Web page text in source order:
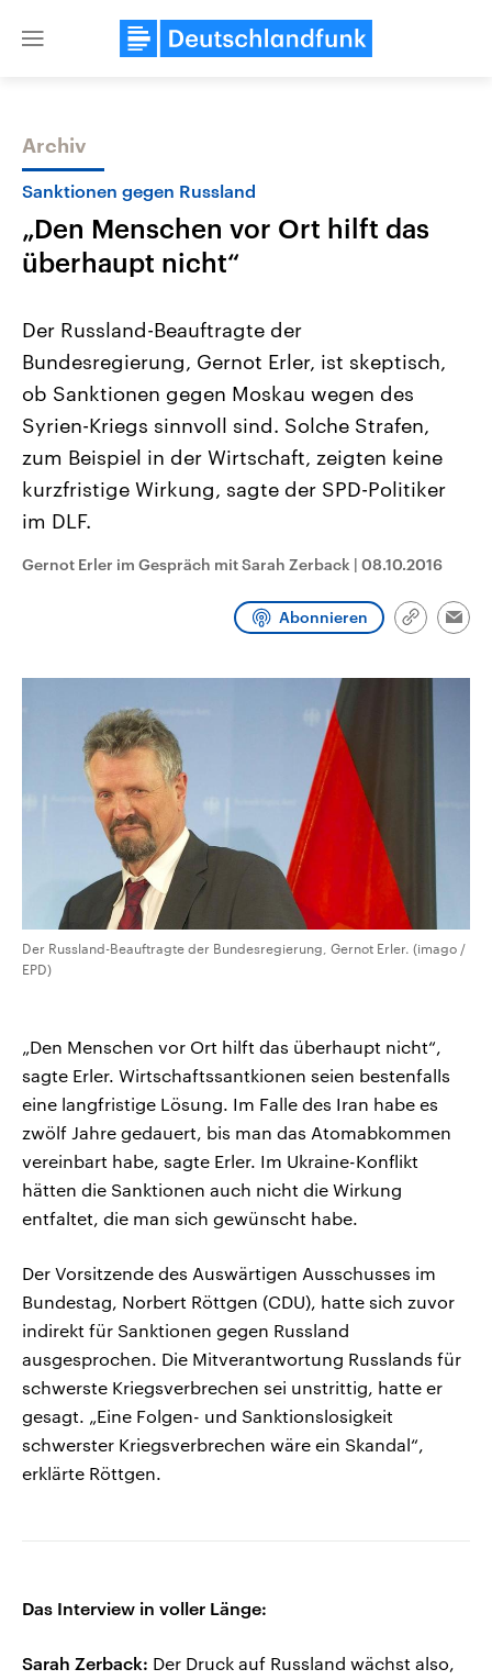
Close
Themen
Landtagswahl Sachsen-Anhalt
2026
Alle Informationen
Sachsen-Anhalt wählt am 6.
September 2026 einen neuen
Landtag. Seit 2021 wird das
Bundesland von einer Koalition aus
CDU, SPD und FDP regiert.-
Umfragen, Prognosen,
und Hintergründe zu den Parteien
und Kandidaten der anstehenden
Aktuelle Beiträge,
Hintergründe
Wirtschaftlich und
gehören die Vereinigten
den mächtigsten Ländern
mit großem Einfluss auf
Sendungen Programm Podcasts
Archiv
Sanktionen gegen Russland
„Den Menschen vor Ort hilft das
überhaupt nicht“
Der Russland-Beauftragte der
Bundesregierung, Gernot Erler, ist skeptisch,
ob Sanktionen gegen Moskau wegen des
Syrien-Kriegs sinnvoll sind. Solche Strafen,
zum Beispiel in der Wirtschaft, zeigten keine
kurzfristige Wirkung, sagte der SPD-Politiker
im DLF.
Gernot Erler im Gespräch mit Sarah Zerback | 08.10.2016
Abonnieren
Link
Der Russland-Beauftragte der Bundesregierung, Gernot Erler. (imago /
EPD)
„Den Menschen vor Ort hilft das überhaupt nicht“,
sagte Erler. Wirtschaftssantkionen seien bestenfalls
eine langfristige Lösung. Im Falle des Iran habe es
zwölf Jahre gedauert, bis man das Atomabkommen
vereinbart habe, sagte Erler. Im Ukraine-Konflikt
hätten die Sanktionen auch nicht die Wirkung
entfaltet, die man sich gewünscht habe.
Der Vorsitzende des Auswärtigen Ausschusses im
Bundestag, Norbert Röttgen (CDU), hatte sich zuvor
indirekt für Sanktionen gegen Russland
ausgesprochen. Die Mitverantwortung Russlands für
schwerste Kriegsverbrechen sei unstrittig, hatte er
gesagt. „Eine Folgen- und Sanktionslosigkeit
schwerster Kriegsverbrechen wäre ein Skandal“,
erklärte Röttgen.
Das Interview in voller Länge:
Sarah Zerback: Der Druck auf Russland wächst also,